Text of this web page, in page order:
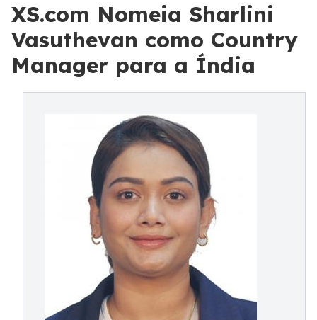
XS.com Nomeia Sharlini
Vasuthevan como Country
Manager para a Índia